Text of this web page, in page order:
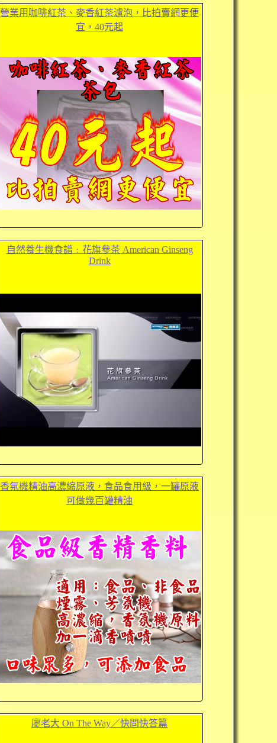
營業用咖啡紅茶、麥香紅茶濾泡，比拍賣網更便
宜，40元起
自然養生機食譜﹕花旗參茶 American Ginseng
Drink
香氛機精油高濃縮原液，食品食用級，一罐原液
可做幾百罐精油
廖老大 On The Way／快問快答篇